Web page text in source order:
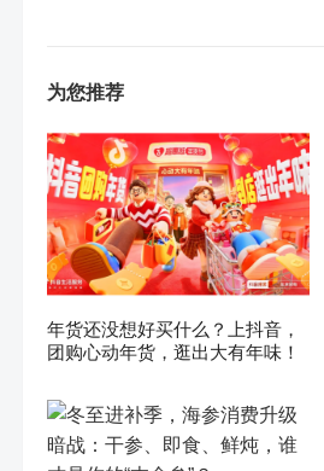
为您推荐
年货还没想好买什么？上抖音，
团购心动年货，逛出大有年味！